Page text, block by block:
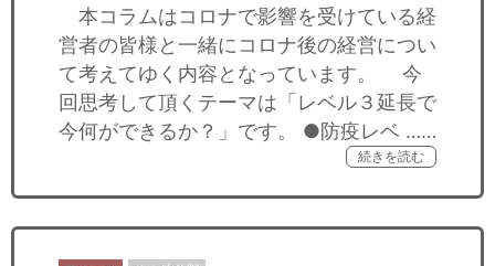
本コラムはコロナで影響を受けている経
営者の皆様と一緒にコロナ後の経営につい
て考えてゆく内容となっています。 今
回思考して頂くテーマは「レベル３延長で
今何ができるか？」です。 ●防疫レベ ……
続きを読む